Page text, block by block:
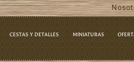
CESTAS Y DETALLES MINIATURAS